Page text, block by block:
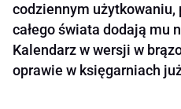
codziennym
całego świata dodają mu
Kalendarz w wersji w
oprawie w księgarniach